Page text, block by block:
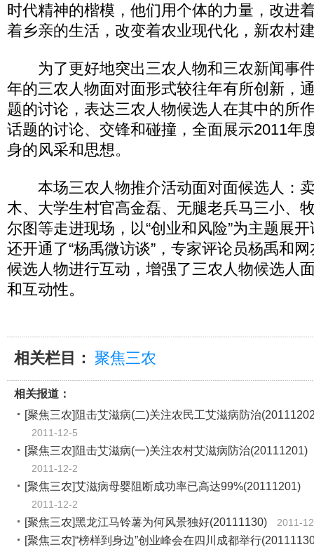
时代精神的楷模，他们用个体的力量，改进
着乡亲的生活，改变着农业现代化，新农村
为了更好地突出三农人物和三农新闻事
年的三农人物面对面形式较往年有所创新，
题的讨论，表达三农人物候选人在其中的所
话题的讨论、交锋和碰撞，全面展示2011年
身的风采和思想。
本场三农人物推介活动面对面候选人：
木、大学生村官高金磊、无腿老兵马三小、
尔图等走进现场，以“创业和风险”为主题展
还开通了“杨禹微访谈”，专家评论员杨禹和
候选人物进行互动，增强了三农人物候选人
和互动性。
相关栏目： 聚焦三农
相关报道：
[聚焦三农]阻击艾滋病(二)关注农民工艾滋病防治
2011-12-5
[聚焦三农]阻击艾滋病(一)关注农村艾滋病防治(20111201)
2011-12-2
[聚焦三农]艾滋病母婴阻断成功率已高达99%(20111201)
2011-12-2
[聚焦三农]黑龙江马铃薯为何风景独好(20111130) 2011-
[聚焦三农]“榜样到身边”创业峰会在四川成都举行